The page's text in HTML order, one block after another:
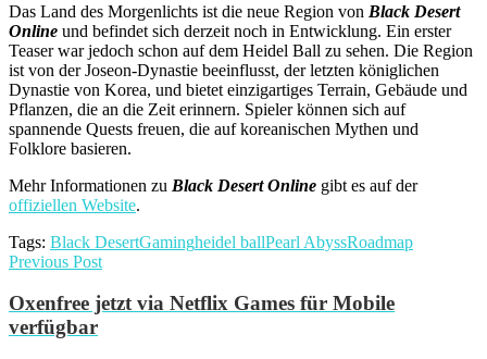
Das Land des Morgenlichts ist die neue Region von Black Desert
Online und befindet sich derzeit noch in Entwicklung. Ein erster
Teaser war jedoch schon auf dem Heidel Ball zu sehen. Die Region
ist von der Joseon-Dynastie beeinflusst, der letzten königlichen
Dynastie von Korea, und bietet einzigartiges Terrain, Gebäude und
Pflanzen, die an die Zeit erinnern. Spieler können sich auf
spannende Quests freuen, die auf koreanischen Mythen und
Folklore basieren.
Mehr Informationen zu Black Desert Online gibt es auf der
offiziellen Website.
Tags: Black DesertGamingheidel ballPearl AbyssRoadmap
Previous Post
Oxenfree jetzt via Netflix Games für Mobile
verfügbar